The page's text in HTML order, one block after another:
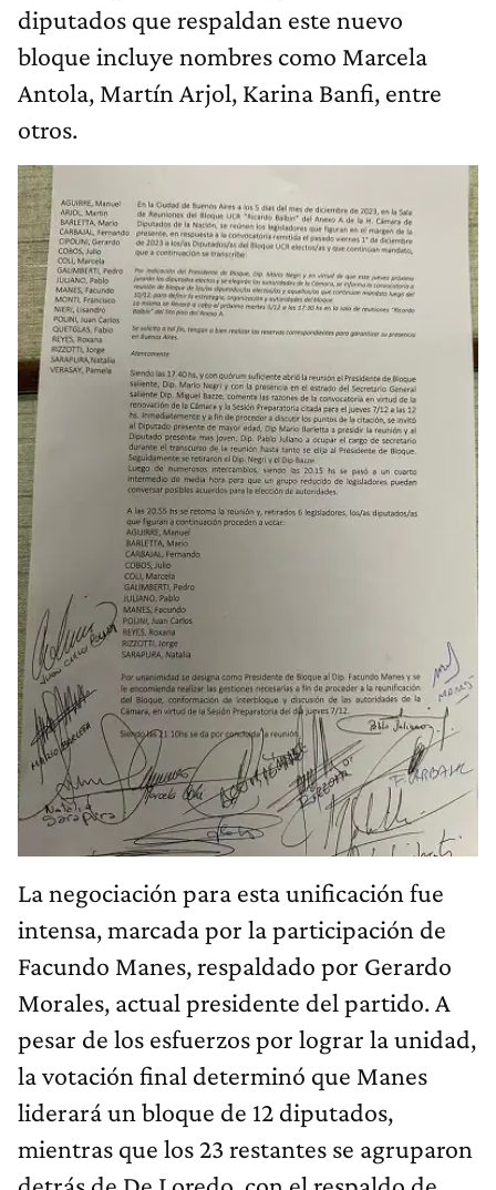
diputados que respaldan este nuevo
bloque incluye nombres como Marcela
Antola, Martín Arjol, Karina Banfi, entre
otros.
La negociación para esta unificación fue
intensa, marcada por la participación de
Facundo Manes, respaldado por Gerardo
Morales, actual presidente del partido. A
pesar de los esfuerzos por lograr la unidad,
la votación final determinó que Manes
liderará un bloque de 12 diputados,
mientras que los 23 restantes se agruparon